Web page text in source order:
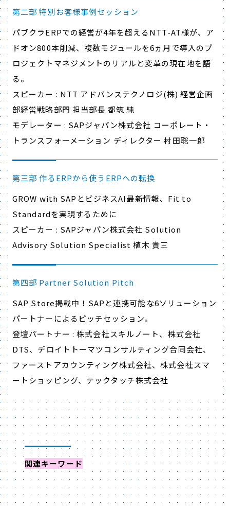
第二部 特別お客様事例セッション
パブクラERPでの経営が4年を超えるNTT-AT様が、ア
ドオン800本削減、複数モジュールを6ヵ月で導入のプ
ロジェクトマネジメントのリアルと変革の現在地を語
る。
スピーカー : NTT アドバンステクノロジ(株) 経営企画
部経営戦略部門 担当部長 都筑 純
モデレーター : SAPジャパン株式会社 コーポレート・
トランスフォーメーション ディレクター 村田聡一郎
第三部 作るERPから使うERPへの転換
GROW with SAPとビジネスAI最新情報、Fit to
Standardを実現するために
スピーカー : SAPジャパン株式会社 Solution
Advisory Solution Specialist 植木 貴三
第四部 Partner Solution Pitch
SAP Store掲載中！SAPと連携可能な6ソリューション
パートナーによるピッチセッション。
登壇パートナー : 株式会社スキルノート、株式会社
DTS、デロイトトーマツコンサルティング合同会社、
ファーストアカウンティング株式会社、株式会社スマ
ートショッピング、テックタッチ株式会社
関連キーワード からイベントを探す